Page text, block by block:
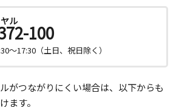
ル
100
～17:30（土日、祝日除く）
がつながりにくい場合は、以下からも
ます。